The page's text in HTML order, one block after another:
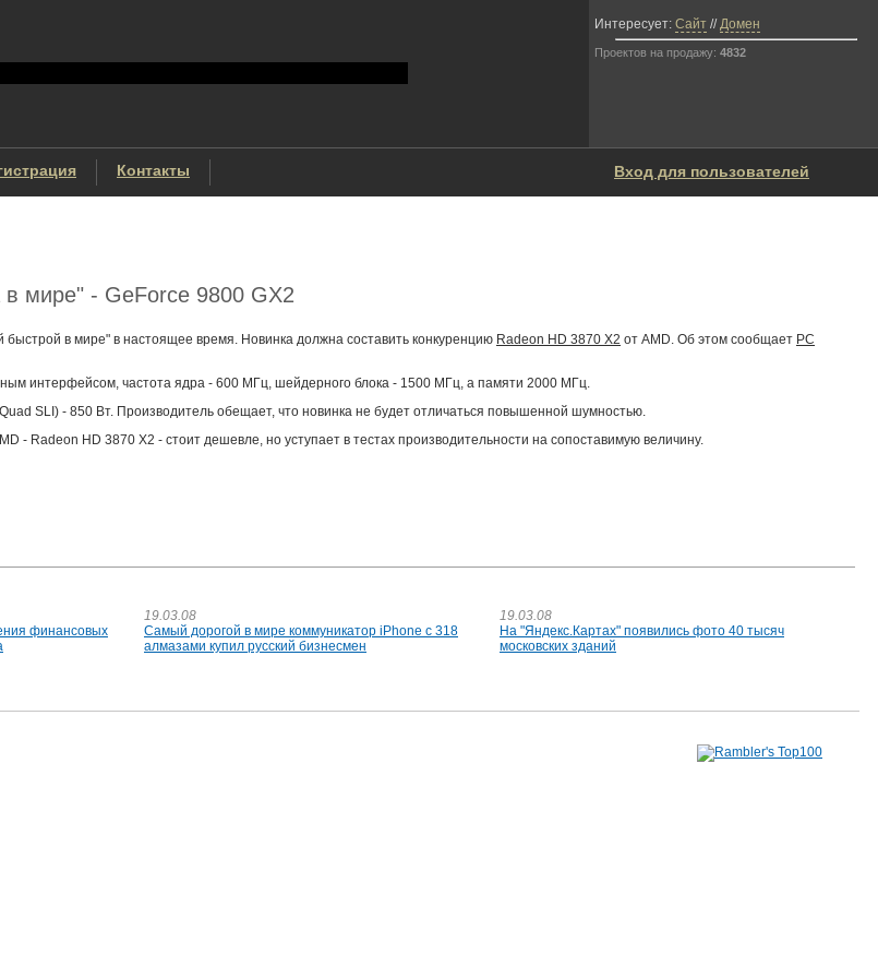
Интересует: Сайт //Домен
Проектов на продажу: 4832
Контакты Вход для пользователей
мире" - GeForce 9800 GX2
в мире" в настоящее время. Новинка должна составить конкуренцию Radeon HD 3870 X2 от AMD. Об этом сообщает PC
интерфейсом, частота ядра - 600 МГц, шейдерного блока - 1500 МГц, а памяти 2000 МГц.
SLI) - 850 Вт. Производитель обещает, что новинка не будет отличаться повышенной шумностью.
- Radeon HD 3870 X2 - стоит дешевле, но уступает в тестах производительности на сопоставимую величину.
финансовых
19.03.08
Самый дорогой в мире коммуникатор iPhone с 318
алмазами купил русский бизнесмен
19.03.08
На "Яндекс.Картах" появились фото 40 тысяч
московских зданий